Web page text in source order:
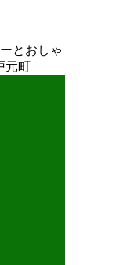
とおしゃ
元町